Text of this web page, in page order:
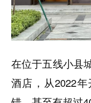
在位于五线小县
酒店，从2022